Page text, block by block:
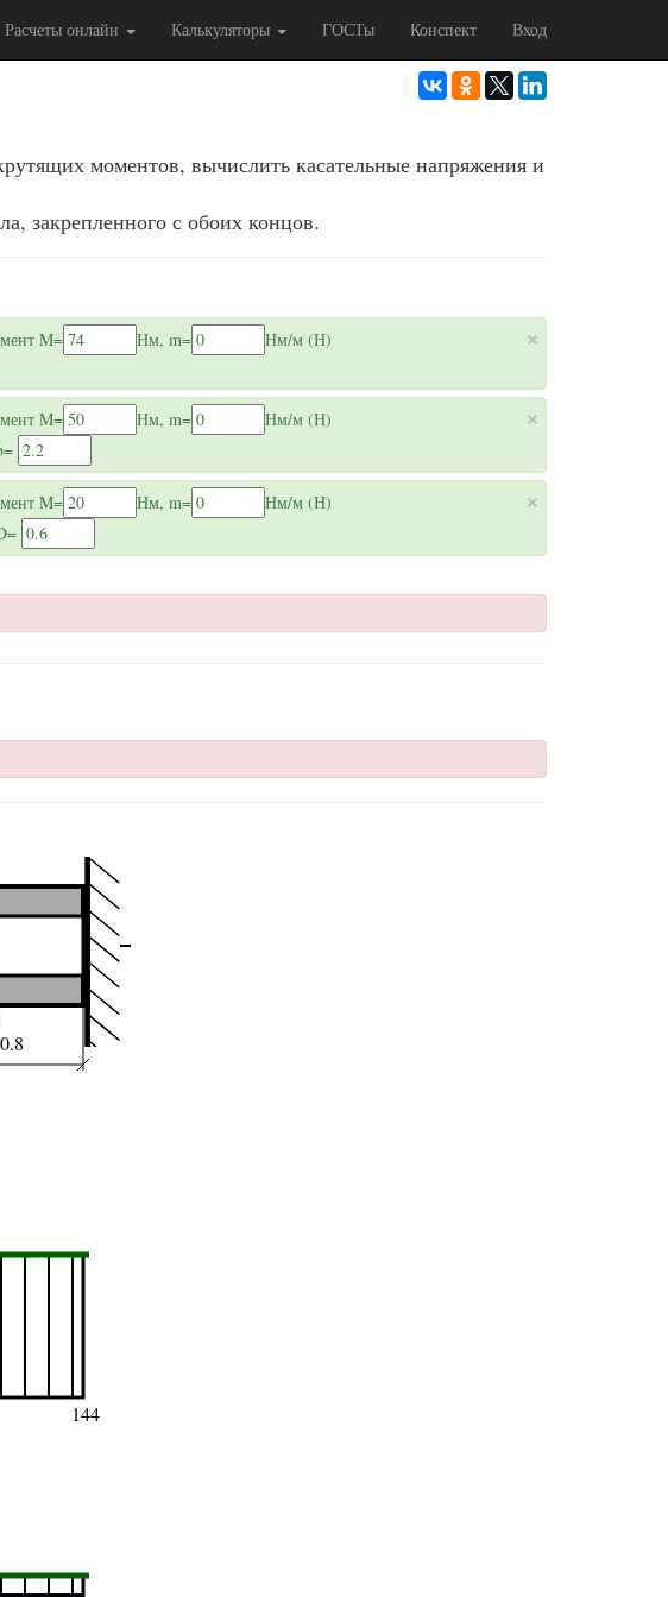
Расчеты онлайн Калькуляторы ГОСТы Конспект Вход
моментов, вычислить касательные напряжения и
закрепленного с обоих концов.
×
M= Нм, m=
Нм/м (Н)
×
M= Нм, m=
Нм/м (Н)
×
M= Нм, m=
Нм/м (Н)
0.8
144